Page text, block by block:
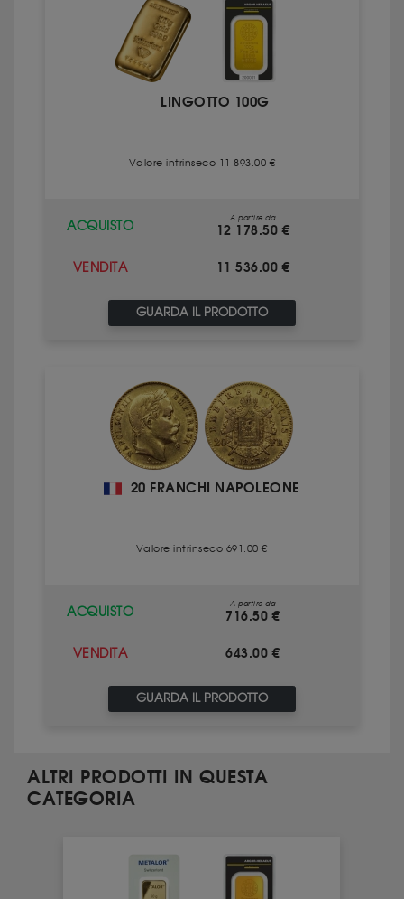
LINGOTTO 100G
Valore intrinseco 11 893.00 €
ACQUISTO
A partire da
12 178.50 €
VENDITA 11 536.00 €
GUARDA IL PRODOTTO
20 FRANCHI NAPOLEONE
Valore intrinseco 691.00 €
ACQUISTO
A partire da
716.50 €
VENDITA 643.00 €
GUARDA IL PRODOTTO
ALTRI PRODOTTI IN QUESTA
CATEGORIA